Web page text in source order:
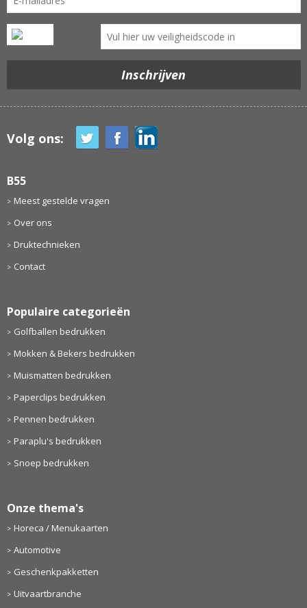
Volg ons:
B55
Meest gestelde vragen
Over ons
Druktechnieken
Contact
Populaire categorieën
Golfballen bedrukken
Mokken & Bekers bedrukken
Muismatten bedrukken
Paperclips bedrukken
Pennen bedrukken
Paraplu's bedrukken
Snoep bedrukken
Onze thema's
Horeca / Menukaarten
Automotive
Geschenkpakketten
Uitvaartbranche